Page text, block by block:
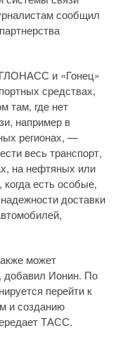
сообщил
и «Гонец»
средствах,
там, где нет
например в
регионах, —
весь транспорт,
на нефтяных или
есть особые,
доставки
может
добавил Ионин. По
перейти к
и созданию
ТАСС.